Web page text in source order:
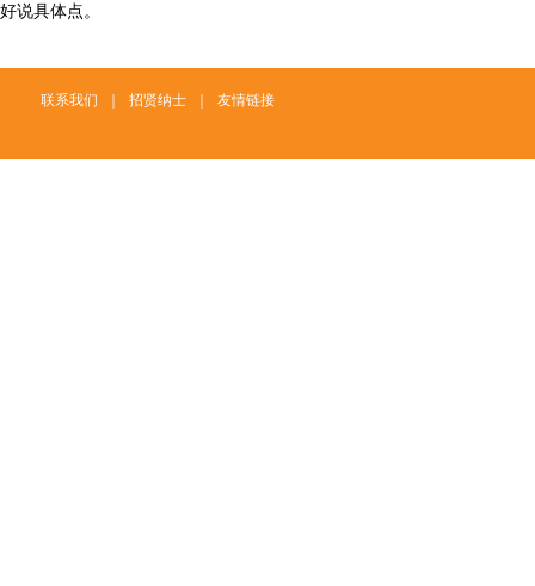
好说具体点。
联系我们 招贤纳士 友情链接